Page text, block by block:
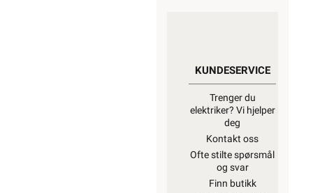
KUNDESERVICE
Trenger du
elektriker? Vi hjelper
deg
Kontakt oss
Ofte stilte spørsmål
og svar
Finn butikk